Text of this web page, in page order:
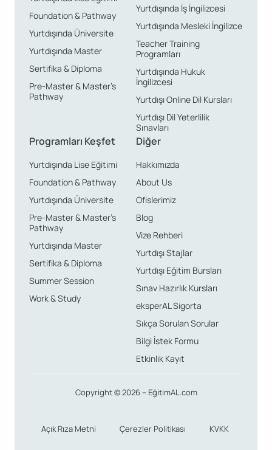
Foundation & Pathway
Yurtdışında Üniversite
Yurtdışında Master
Sertifika & Diploma
Pre-Master & Master’s
Pathway
Yurtdışında İş İngilizcesi
Yurtdışında Mesleki İngilizce
Teacher Training
Programları
Yurtdışında Hukuk
İngilizcesi
Yurtdışı Online Dil Kursları
Yurtdışı Dil Yeterlilik
Sınavları
Programları Keşfet
Yurtdışında Lise Eğitimi
Foundation & Pathway
Yurtdışında Üniversite
Pre-Master & Master’s
Pathway
Yurtdışında Master
Sertifika & Diploma
Summer Session
Work & Study
Diğer
Hakkımızda
About Us
Ofislerimiz
Blog
Vize Rehberi
Yurtdışı Stajlar
Yurtdışı Eğitim Bursları
Sınav Hazırlık Kursları
eksperAL Sigorta
Sıkça Sorulan Sorular
Bilgi İstek Formu
Etkinlik Kayıt
Copyright © 2026 – EğitimAL.com
Açık Rıza Metni Çerezler Politikası KVKK